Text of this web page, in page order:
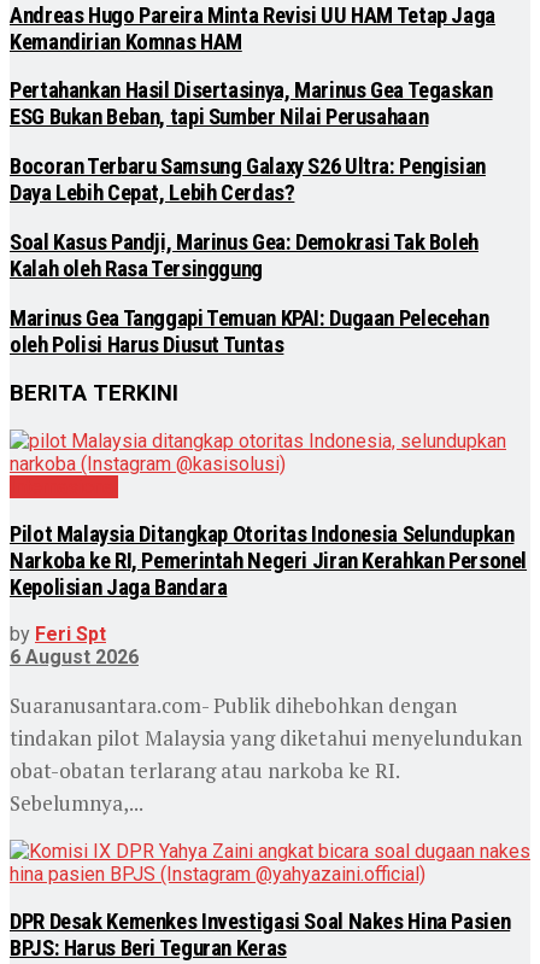
Andreas Hugo Pareira Minta Revisi UU HAM Tetap Jaga
Kemandirian Komnas HAM
Pertahankan Hasil Disertasinya, Marinus Gea Tegaskan
ESG Bukan Beban, tapi Sumber Nilai Perusahaan
Bocoran Terbaru Samsung Galaxy S26 Ultra: Pengisian
Daya Lebih Cepat, Lebih Cerdas?
Soal Kasus Pandji, Marinus Gea: Demokrasi Tak Boleh
Kalah oleh Rasa Tersinggung
Marinus Gea Tanggapi Temuan KPAI: Dugaan Pelecehan
oleh Polisi Harus Diusut Tuntas
BERITA TERKINI
Pilot Malaysia Ditangkap Otoritas Indonesia Selundupkan
Narkoba ke RI, Pemerintah Negeri Jiran Kerahkan Personel
Kepolisian Jaga Bandara
by Feri Spt
6 August 2026
Suaranusantara.com- Publik dihebohkan dengan
tindakan pilot Malaysia yang diketahui menyelundukan
obat-obatan terlarang atau narkoba ke RI.
Sebelumnya,...
DPR Desak Kemenkes Investigasi Soal Nakes Hina Pasien
BPJS: Harus Beri Teguran Keras